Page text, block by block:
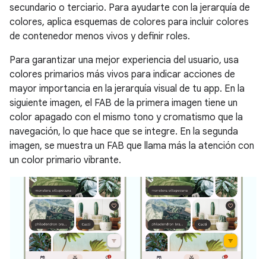
secundario o terciario. Para ayudarte con la jerarquía de
colores, aplica esquemas de colores para incluir colores
de contenedor menos vivos y definir roles.
Para garantizar una mejor experiencia del usuario, usa
colores primarios más vivos para indicar acciones de
mayor importancia en la jerarquía visual de tu app. En la
siguiente imagen, el FAB de la primera imagen tiene un
color apagado con el mismo tono y cromatismo que la
navegación, lo que hace que se integre. En la segunda
imagen, se muestra un FAB que llama más la atención con
un color primario vibrante.